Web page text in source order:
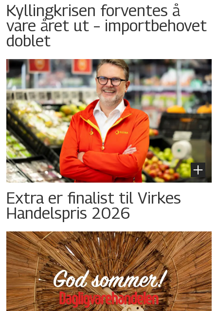
Kyllingkrisen forventes å
vare året ut – importbehovet
doblet
Extra er finalist til Virkes
Handelspris 2026